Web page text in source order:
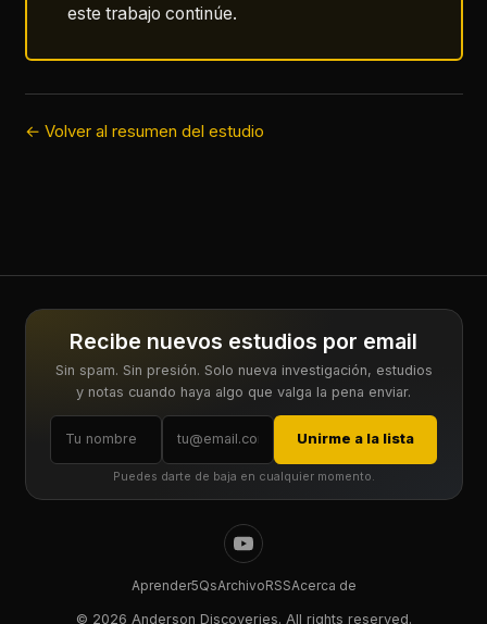
este trabajo continúe.
← Volver al resumen del estudio
Recibe nuevos estudios por email
Sin spam. Sin presión. Solo nueva investigación, estudios
y notas cuando haya algo que valga la pena enviar.
Unirme a la lista
Puedes darte de baja en cualquier momento.
Aprender5QsArchivoRSSAcerca de
© 2026 Anderson Discoveries. All rights reserved.